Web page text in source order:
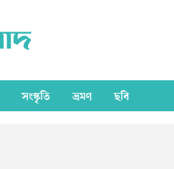
সংস্কৃতি ভ্রমণ ছবি